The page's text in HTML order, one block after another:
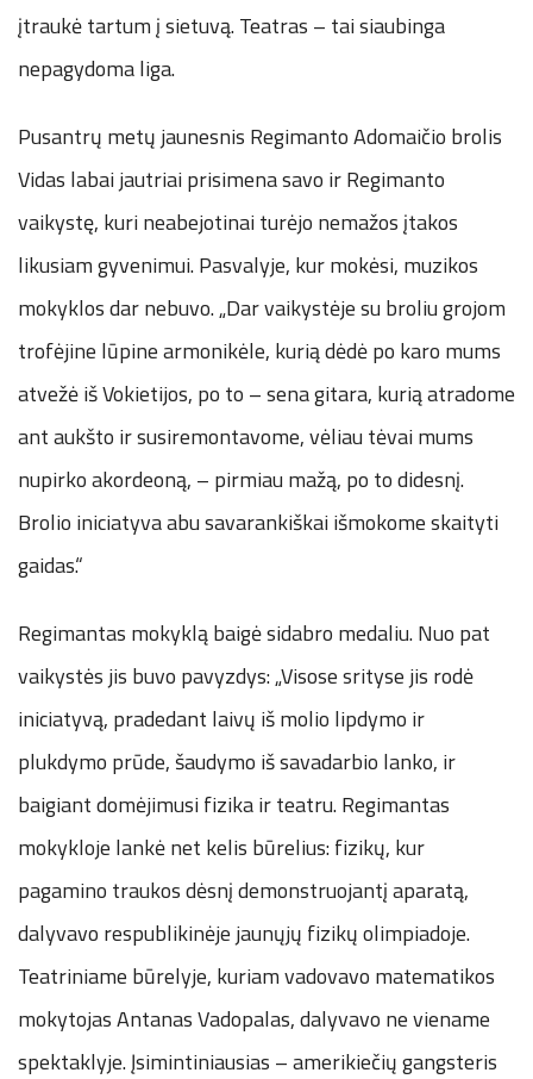
įtraukė tartum į sietuvą. Teatras – tai siaubinga
nepagydoma liga.
Pusantrų metų jaunesnis Regimanto Adomaičio brolis
Vidas labai jautriai prisimena savo ir Regimanto
vaikystę, kuri neabejotinai turėjo nemažos įtakos
likusiam gyvenimui. Pasvalyje, kur mokėsi, muzikos
mokyklos dar nebuvo. „Dar vaikystėje su broliu grojom
trofėjine lūpine armonikėle, kurią dėdė po karo mums
atvežė iš Vokietijos, po to – sena gitara, kurią atradome
ant aukšto ir susiremontavome, vėliau tėvai mums
nupirko akordeoną, – pirmiau mažą, po to didesnį.
Brolio iniciatyva abu savarankiškai išmokome skaityti
gaidas.“
Regimantas mokyklą baigė sidabro medaliu. Nuo pat
vaikystės jis buvo pavyzdys: „Visose srityse jis rodė
iniciatyvą, pradedant laivų iš molio lipdymo ir
plukdymo prūde, šaudymo iš savadarbio lanko, ir
baigiant domėjimusi fizika ir teatru. Regimantas
mokykloje lankė net kelis būrelius: fizikų, kur
pagamino traukos dėsnį demonstruojantį aparatą,
dalyvavo respublikinėje jaunųjų fizikų olimpiadoje.
Teatriniame būrelyje, kuriam vadovavo matematikos
mokytojas Antanas Vadopalas, dalyvavo ne viename
spektaklyje. Įsimintiniausias – amerikiečių gangsteris